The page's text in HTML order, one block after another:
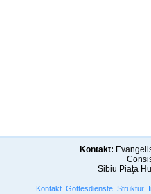
Kontakt:
Sibiu Piaţa
Kontakt Gottesdienste Struktur